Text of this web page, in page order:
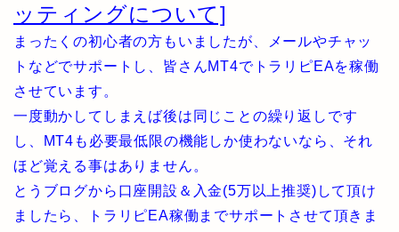
ッティングについて]
まったくの初心者の方もいましたが、メールやチャッ
トなどでサポートし、皆さんMT4でトラリピEAを稼働
させています。
一度動かしてしまえば後は同じことの繰り返しです
し、MT4も必要最低限の機能しか使わないなら、それ
ほど覚える事はありません。
とうブログから口座開設＆入金(5万以上推奨)して頂け
ましたら、トラリピEA稼働までサポートさせて頂きま